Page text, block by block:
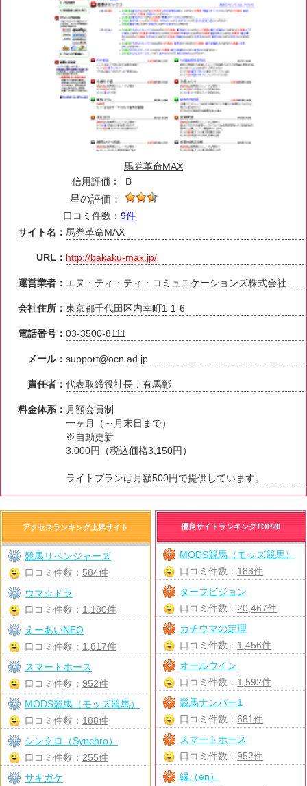
馬券革命MAX
信用評価：
B
星の評価：
口コミ件数： 9件
サイト名： 馬券革命MAX
URL： http://bakaku-max.jp/
運営業者： エヌ・ティ・ティ・コミュニケーションズ株式会社
会社住所：東京都千代田区内幸町1-1-6
電話番号：03-3500-8111
メール：support@ocn.ad.jp
責任者：代表取締役社長：有馬彰
料金体系： 月額会員制
一ヶ月（～月末日まで）
※自動更新
3,000円（税込価格3,150円）
ライトプランは月額500円で提供しています。
優良サイトランキングTOP20
MODS競馬（モッズ競馬）
口コミ件数： 188件
ターフビジョン
口コミ件数： 20,467件
カチウマの定理
口コミ件数： 1,456件
オールウイン
口コミ件数： 1,592件
競馬ナンバー1
口コミ件数：681件
スマートホース
口コミ件数：952件
縁（en）
アクセスランキング上昇サイト
競馬リベンジャーズ
口コミ件数： 584件
ウマ☆ドラ
口コミ件数： 1,180件
えーあいNEO
口コミ件数： 1,817件
スマートホース
口コミ件数： 952件
MODS競馬（モッズ競馬）
口コミ件数： 188件
シンクロ（Synchro）
口コミ件数： 255件
サキガケ